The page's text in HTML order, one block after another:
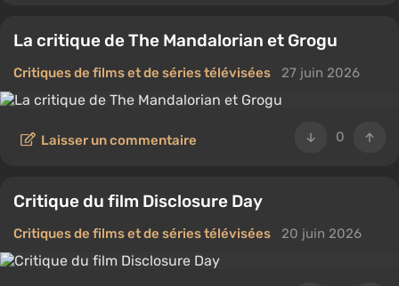
La critique de The Mandalorian et Grogu
Critiques de films et de séries télévisées 27 juin 2026
0
Laisser un commentaire
Critique du film Disclosure Day
Critiques de films et de séries télévisées 20 juin 2026